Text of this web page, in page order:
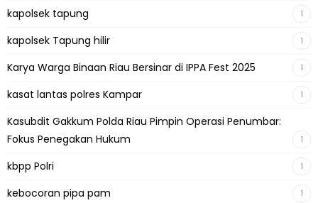
kapolsek tapung 1
kapolsek Tapung hilir 1
Karya Warga Binaan Riau Bersinar di IPPA Fest 2025 1
kasat lantas polres Kampar 1
Kasubdit Gakkum Polda Riau Pimpin Operasi Penumbar:
Fokus Penegakan Hukum
1
kbpp Polri 1
kebocoran pipa pam 1